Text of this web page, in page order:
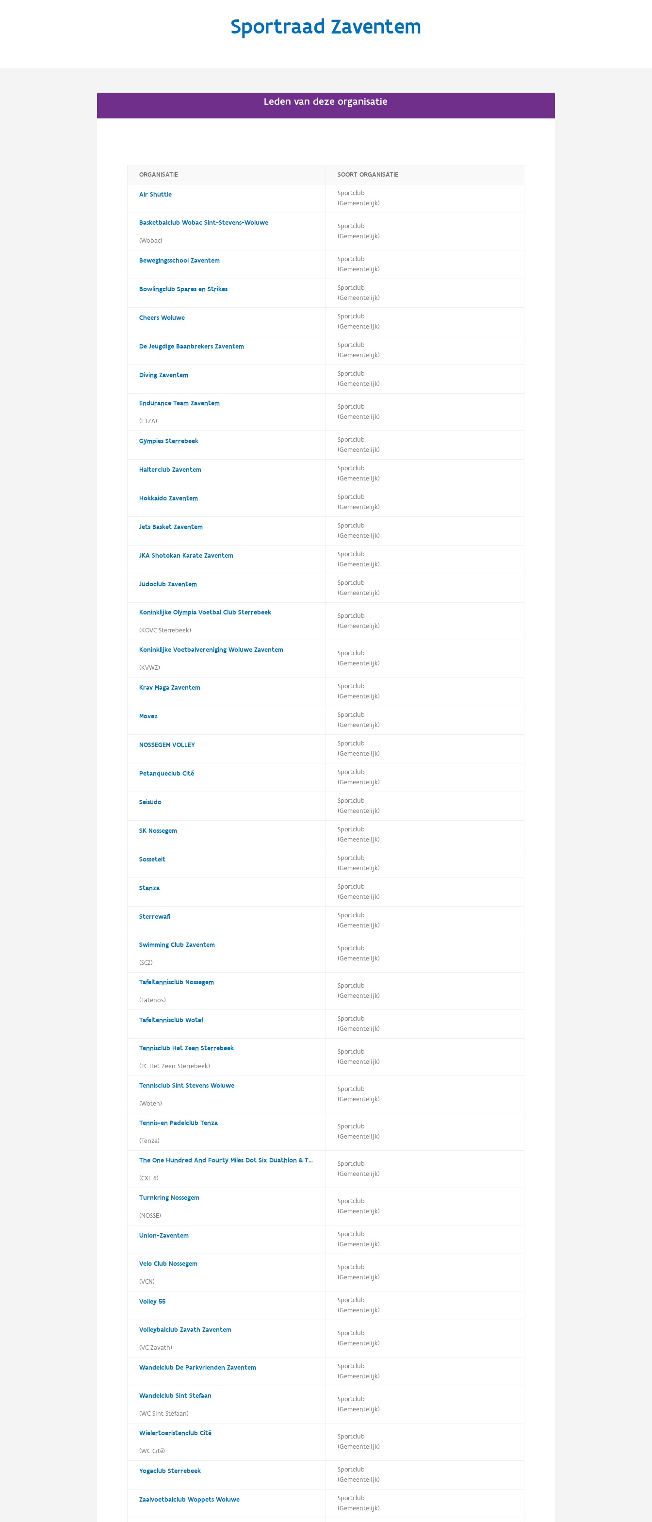
Sportraad Zaventem
Leden van deze organisatie
ORGANISATIE SOORT ORGANISATIE
Air Shuttle
Sportclub
(Gemeentelijk)
Basketbalclub Wobac Sint-Stevens-Woluwe
(Wobac)
Sportclub
(Gemeentelijk)
Bewegingsschool Zaventem
Sportclub
(Gemeentelijk)
Bowlingclub Spares en Strikes
Sportclub
(Gemeentelijk)
Cheers Woluwe
Sportclub
(Gemeentelijk)
De Jeugdige Baanbrekers Zaventem
Sportclub
(Gemeentelijk)
Diving Zaventem
Sportclub
(Gemeentelijk)
Endurance Team Zaventem
(ETZA)
Sportclub
(Gemeentelijk)
Gympies Sterrebeek
Sportclub
(Gemeentelijk)
Halterclub Zaventem
Sportclub
(Gemeentelijk)
Hokkaido Zaventem
Sportclub
(Gemeentelijk)
Jets Basket Zaventem
Sportclub
(Gemeentelijk)
JKA Shotokan Karate Zaventem
Sportclub
(Gemeentelijk)
Judoclub Zaventem
Sportclub
(Gemeentelijk)
Koninklijke Olympia Voetbal Club Sterrebeek
(KOVC Sterrebeek)
Sportclub
(Gemeentelijk)
Koninklijke Voetbalvereniging Woluwe Zaventem
(KVWZ)
Sportclub
(Gemeentelijk)
Krav Maga Zaventem
Sportclub
(Gemeentelijk)
Movez
Sportclub
(Gemeentelijk)
NOSSEGEM VOLLEY
Sportclub
(Gemeentelijk)
Petanqueclub Cité
Sportclub
(Gemeentelijk)
Seisudo
Sportclub
(Gemeentelijk)
SK Nossegem
Sportclub
(Gemeentelijk)
Sosseteit
Sportclub
(Gemeentelijk)
Stanza
Sportclub
(Gemeentelijk)
Sterrewafi
Sportclub
(Gemeentelijk)
Swimming Club Zaventem
(SCZ)
Sportclub
(Gemeentelijk)
Tafeltennisclub Nossegem
(Tatenos)
Sportclub
(Gemeentelijk)
Tafeltennisclub Wotaf
Sportclub
(Gemeentelijk)
Tennisclub Het Zeen Sterrebeek
(TC Het Zeen Sterrebeek)
Sportclub
(Gemeentelijk)
Tennisclub Sint Stevens Woluwe
(Woten)
Sportclub
(Gemeentelijk)
Tennis-en Padelclub Tenza
(Tenza)
Sportclub
(Gemeentelijk)
The One Hundred And Fourty Miles Dot Six Duathlon & Triathlon Team
(CXL.6)
Sportclub
(Gemeentelijk)
Turnkring Nossegem
(NOSSE)
Sportclub
(Gemeentelijk)
Union-Zaventem
Sportclub
(Gemeentelijk)
Velo Club Nossegem
(VCN)
Sportclub
(Gemeentelijk)
Volley 55
Sportclub
(Gemeentelijk)
Volleybalclub Zavath Zaventem
(VC Zavath)
Sportclub
(Gemeentelijk)
Wandelclub De Parkvrienden Zaventem
Sportclub
(Gemeentelijk)
Wandelclub Sint Stefaan
(WC Sint Stefaan)
Sportclub
(Gemeentelijk)
Wielertoeristenclub Cité
(WC Cité)
Sportclub
(Gemeentelijk)
Yogaclub Sterrebeek
Sportclub
(Gemeentelijk)
Zaalvoetbalclub Woppets Woluwe
Sportclub
(Gemeentelijk)